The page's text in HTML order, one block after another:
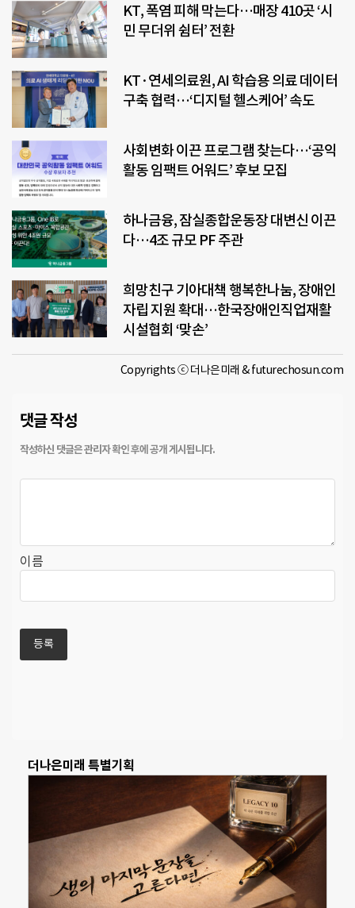
KT, 폭염 피해 막는다…매장 410곳 ‘시
민 무더위 쉼터’ 전환
KT·연세의료원, AI 학습용 의료 데이터
구축 협력…‘디지털 헬스케어’ 속도
사회변화 이끈 프로그램 찾는다…‘공익
활동 임팩트 어워드’ 후보 모집
하나금융, 잠실종합운동장 대변신 이끈
다…4조 규모 PF 주관
희망친구 기아대책 행복한나눔, 장애인
자립 지원 확대…한국장애인직업재활
시설협회 ‘맞손’
Copyrights ⓒ 더나은미래 & futurechosun.com
댓글 작성
이름
더나은미래 특별기획